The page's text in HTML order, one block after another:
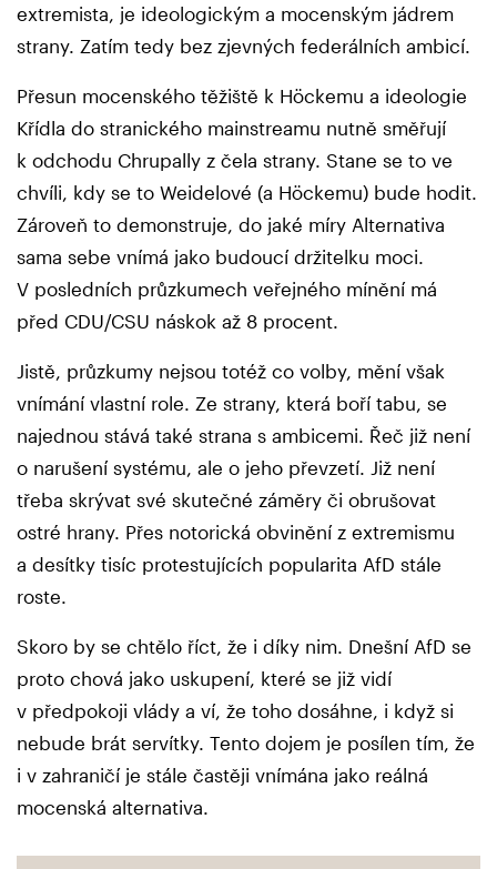
extremista, je ideologickým a mocenským jádrem
strany. Zatím tedy bez zjevných federálních ambicí.
Přesun mocenského těžiště k Höckemu a ideologie
Křídla do stranického mainstreamu nutně směřují
k odchodu Chrupally z čela strany. Stane se to ve
chvíli, kdy se to Weidelové (a Höckemu) bude hodit.
Zároveň to demonstruje, do jaké míry Alternativa
sama sebe vnímá jako budoucí držitelku moci.
V posledních průzkumech veřejného mínění má
před CDU/CSU náskok až 8 procent.
Jistě, průzkumy nejsou totéž co volby, mění však
vnímání vlastní role. Ze strany, která boří tabu, se
najednou stává také strana s ambicemi. Řeč již není
o narušení systému, ale o jeho převzetí. Již není
třeba skrývat své skutečné záměry či obrušovat
ostré hrany. Přes notorická obvinění z extremismu
a desítky tisíc protestujících popularita AfD stále
roste.
Skoro by se chtělo říct, že i díky nim. Dnešní AfD se
proto chová jako uskupení, které se již vidí
v předpokoji vlády a ví, že toho dosáhne, i když si
nebude brát servítky. Tento dojem je posílen tím, že
i v zahraničí je stále častěji vnímána jako reálná
mocenská alternativa.